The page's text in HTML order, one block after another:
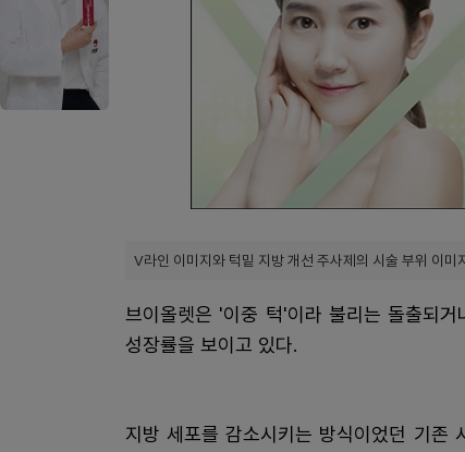
V라인 이미지와 턱밑 지방 개선 주사제의 시술 부위 이미
브이올렛은 '이중 턱'이라 불리는 돌출되
성장률을 보이고 있다.
지방 세포를 감소시키는 방식이었던 기존